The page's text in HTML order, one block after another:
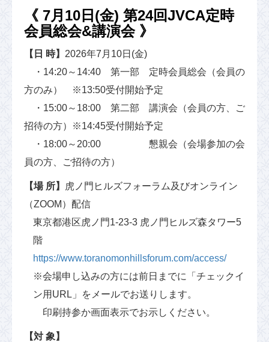
《 7月10日(金) 第24回JVCA定時
会員総会&講演会 》
【日 時】 2026年7月10日(金)
・14:20～14:40 第一部 定時会員総会（会員の
方のみ） ※13:50受付開始予定
・15:00～18:00 第二部 講演会（会員の方、ご
招待の方）※14:45受付開始予定
・18:00～20:00 懇親会（会場参加の会
員の方、ご招待の方）
【場 所】
虎ノ門ヒルズフォーラム及びオンライン
（ZOOM）配信
東京都港区虎ノ門1-23-3 虎ノ門ヒルズ森タワー5
階
https://www.toranomonhillsforum.com/access/
※会場申し込みの方には前日までに「チェックイ
ン用URL」をメールでお送りします。
印刷持参か画面表示でお示しください。
【対 象】